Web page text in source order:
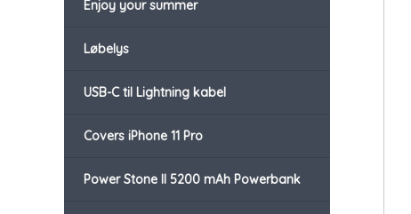
Enjoy your summer
Løbelys
USB-C til Lightning kabel
Covers iPhone 11 Pro
Power Stone II 5200 mAh Powerbank